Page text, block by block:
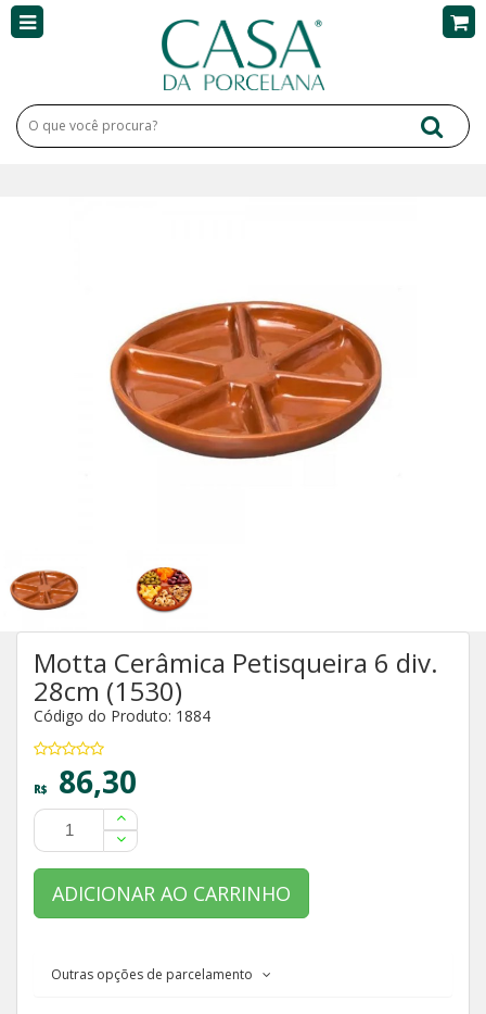
Motta Cerâmica Petisqueira 6 div.
28cm (1530)
Código do Produto: 1884
R$ 86,30
ADICIONAR AO CARRINHO
Outras opções de parcelamento